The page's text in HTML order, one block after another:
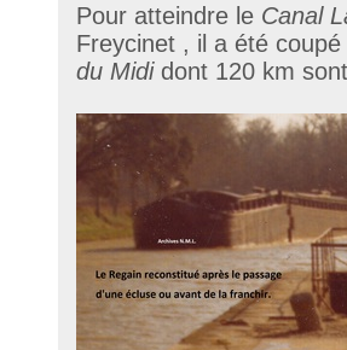
Pour atteindre le Canal
Freycinet , il a été
du Mididont 120 km